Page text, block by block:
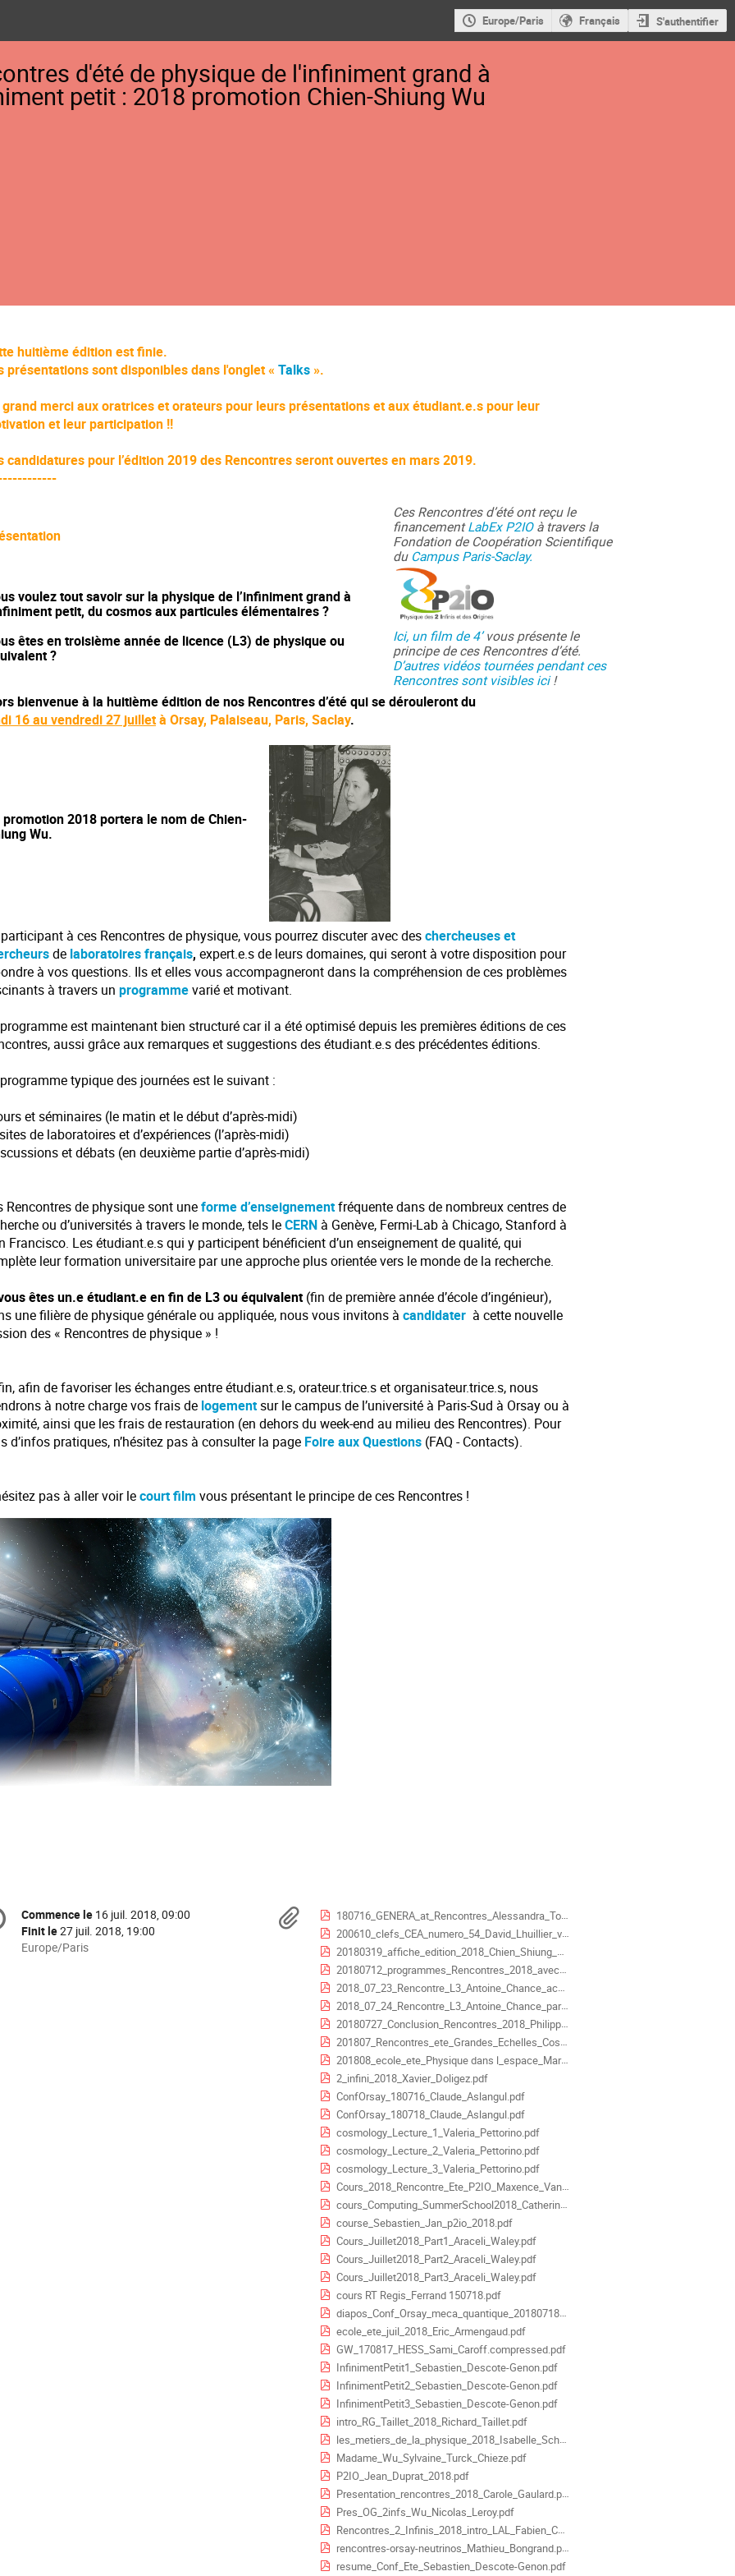
Europe/Paris Français S'authentifier
d'été de physique de l'infiniment grand à
petit : 2018 promotion Chien-Shiung Wu
huitième édition est finie.
présentations sont disponibles dans l'onglet « Talks ».
grand merci aux oratrices et orateurs pour leurs présentations et aux étudiant.e.s pour leur
et leur participation !!
candidatures pour l’édition 2019 des Rencontres seront ouvertes en mars 2019.
voulez tout savoir sur la physique de l’infiniment grand à
petit, du cosmos aux particules élémentaires ?
êtes en troisième année de licence (L3) de physique ou
?
Ces Rencontres d’été ont reçu le
financementLabEx P2IOà travers la
Fondation de Coopération Scientifique
du Campus Paris-Saclay.
Ici, un film de 4’vous présente le
principe de ces Rencontres d’été.
D’autres vidéos tournées pendant ces
Rencontres sont visibles ici!
bienvenue à la huitième édition de nos Rencontres d’été qui se dérouleront du
16 au vendredi 27 juilletà Orsay, Palaiseau, Paris, Saclay.
promotion 2018 portera le nom de Chien-
Wu.
à ces Rencontres de physique, vous pourrez discuter avec deschercheuses et
de laboratoires français, expert.e.s de leurs domaines, qui seront à votre disposition pour
à vos questions. Ils et elles vous accompagneront dans la compréhension de ces problèmes
à travers un programmevarié et motivant.
est maintenant bien structuré car il a été optimisé depuis les premières éditions de ces
aussi grâce aux remarques et suggestions des étudiant.e.s des précédentes éditions.
typique des journées est le suivant :
et séminaires (le matin et le début d’après-midi)
de laboratoires et d’expériences (l’après-midi)
et débats (en deuxième partie d’après-midi)
Rencontres de physique sont uneforme d’enseignementfréquente dans de nombreux centres de
ou d’universités à travers le monde, tels leCERN à Genève, Fermi-Lab à Chicago, Stanford à
Francisco. Les étudiant.e.s qui y participent bénéficient d’un enseignement de qualité, qui
leur formation universitaire par une approche plus orientée vers le monde de la recherche.
êtes un.e étudiant.e en fin de L3 ou équivalent(fin de première année d’école d’ingénieur),
une filière de physique générale ou appliquée, nous vous invitons à candidater à cette nouvelle
des « Rencontres de physique » !
afin de favoriser les échanges entre étudiant.e.s, orateur.trice.s et organisateur.trice.s, nous
à notre charge vos frais de logementsur le campus de l’université à Paris-Sud à Orsay ou à
ainsi que les frais de restauration (en dehors du week-end au milieu des Rencontres). Pour
d’infos pratiques, n’hésitez pas à consulter la page Foire aux Questions (FAQ - Contacts).
pas à aller voir lecourt film vous présentant le principe de ces Rencontres !
Date/Heure
Commence le 16 juil. 2018, 09:00
Finit le27 juil. 2018, 19:00
Toutes
Europe/Paris
Documents
180716_GENERA_at_Rencontres_Alessandra_Tonazzo.pdf
200610_clefs_CEA_numero_54_David_Lhuillier_violation_de_parite_Chien-Shiung_Wu.pdf
20180319_affiche_edition_2018_Chien_Shiung_Wu.pdf
20180712_programmes_Rencontres_2018_avec_noms_speakers.pdf
2018_07_23_Rencontre_L3_Antoine_Chance_accelerateur.pdf
2018_07_24_Rencontre_L3_Antoine_Chance_part2.pdf
20180727_Conclusion_Rencontres_2018_Philippe_Schune.pdf
201807_Rencontres_ete_Grandes_Echelles_Cosmo_Josquin_Errard.pdf
201808_ecole_ete_Physique dans l_espace_Marc_Sauvage.pdf
2_infini_2018_Xavier_Doligez.pdf
ConfOrsay_180716_Claude_Aslangul.pdf
ConfOrsay_180718_Claude_Aslangul.pdf
cosmology_Lecture_1_Valeria_Pettorino.pdf
cosmology_Lecture_2_Valeria_Pettorino.pdf
cosmology_Lecture_3_Valeria_Pettorino.pdf
Cours_2018_Rencontre_Ete_P2IO_Maxence_Vandenbroucke.pdf
cours_Computing_SummerSchool2018_Catherine_Biscarat.pdf
course_Sebastien_Jan_p2io_2018.pdf
Cours_Juillet2018_Part1_Araceli_Waley.pdf
Cours_Juillet2018_Part2_Araceli_Waley.pdf
Cours_Juillet2018_Part3_Araceli_Waley.pdf
cours RT Regis_Ferrand 150718.pdf
diapos_Conf_Orsay_meca_quantique_20180718_Claude_Aslangul.pdf
ecole_ete_juil_2018_Eric_Armengaud.pdf
GW_170817_HESS_Sami_Caroff.compressed.pdf
InfinimentPetit1_Sebastien_Descote-Genon.pdf
InfinimentPetit2_Sebastien_Descote-Genon.pdf
InfinimentPetit3_Sebastien_Descote-Genon.pdf
intro_RG_Taillet_2018_Richard_Taillet.pdf
les_metiers_de_la_physique_2018_Isabelle_Schuster.pdf
Madame_Wu_Sylvaine_Turck_Chieze.pdf
P2IO_Jean_Duprat_2018.pdf
Presentation_rencontres_2018_Carole_Gaulard.pdf
Pres_OG_2infs_Wu_Nicolas_Leroy.pdf
Rencontres_2_Infinis_2018_intro_LAL_Fabien_Cavalier.pdf
rencontres-orsay-neutrinos_Mathieu_Bongrand.pdf
resume_Conf_Ete_Sebastien_Descote-Genon.pdf